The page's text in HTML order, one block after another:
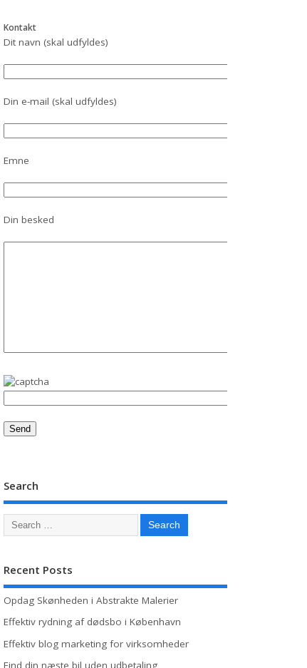
Kontakt
Dit navn (skal udfyldes)
Din e-mail (skal udfyldes)
Emne
Din besked
Search
Recent Posts
Opdag Skønheden i Abstrakte Malerier
Effektiv rydning af dødsbo i København
Effektiv blog marketing for virksomheder
Find din næste bil uden udbetaling